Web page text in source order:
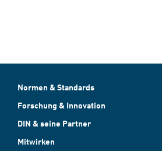
Normen & Standards
Forschung & Innovation
DIN & seine Partner
Mitwirken